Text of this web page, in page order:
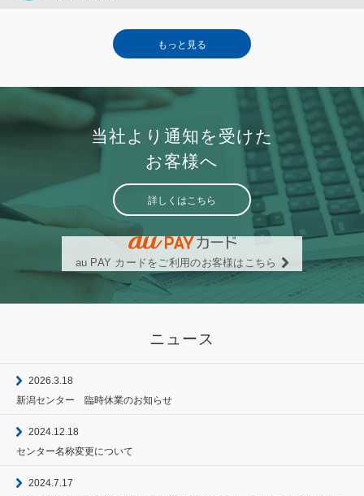
もっと見る
当社より通知を受けた
お客様へ
詳しくはこちら
au PAY カードをご利用のお客様はこちら
ニュース
2026.3.18
新潟センター 臨時休業のお知らせ
2024.12.18
センター名称変更について
2024.7.17